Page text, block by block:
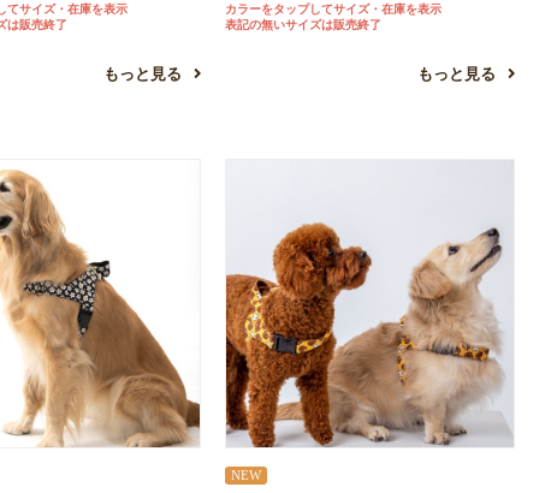
てサイズ・在庫を表示
は販売終了
もっと見る
カラーをタップしてサイズ・在庫を表示
表記の無いサイズは販売終了
もっと見る
NEW